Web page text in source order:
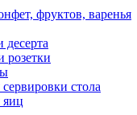
фруктов, варенья
десерта
розетки
стола
яиц